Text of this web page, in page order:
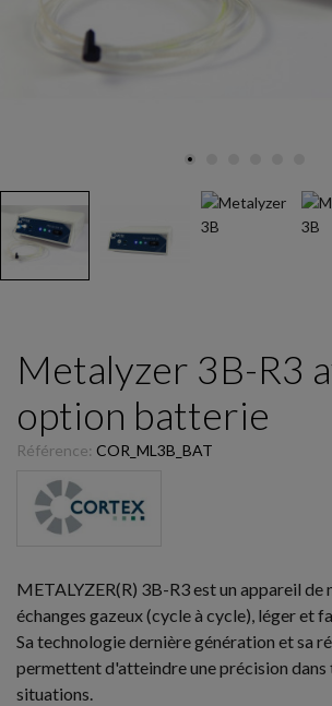
Metalyzer 3B-R3
option batterie
Référence: COR_ML3B_BAT
METALYZER(R) 3B-R3 est un appareil de
échanges gazeux (cycle à cycle), léger et
Sa technologie dernière génération et sa
permettent d'atteindre une précision dans
situations.